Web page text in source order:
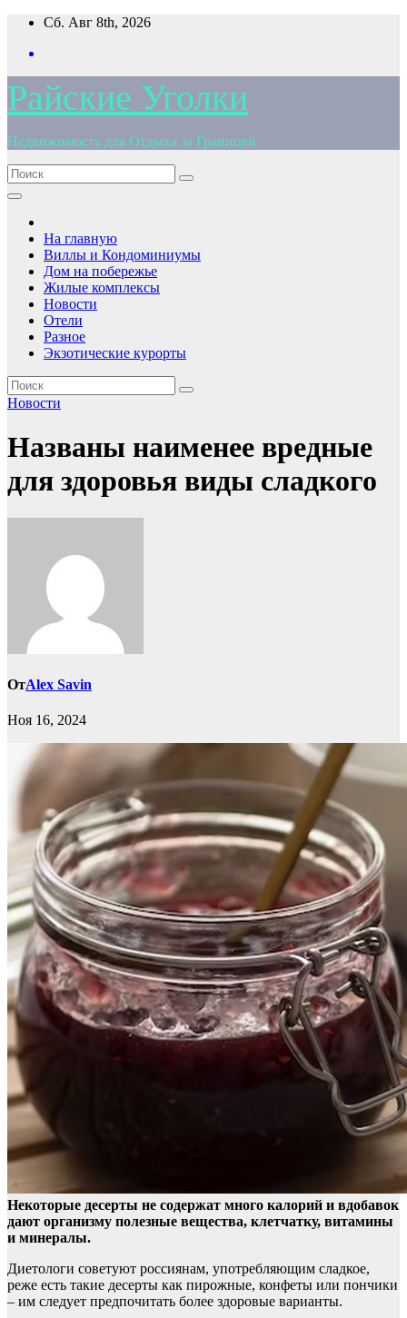
Перейти
содержимому
Сб. Авг 8th, 2026
Райские Уголки
Недвижимость для Отдыха за Границей
На главную
Виллы и Кондоминиумы
Дом на побережье
Жилые комплексы
Новости
Отели
Разное
Экзотические курорты
Новости
Названы наименее вредные
для здоровья виды сладкого
ОтAlex Savin
Ноя 16, 2024
Некоторые десерты не содержат много калорий и вдобавок
дают организму полезные вещества, клетчатку, витамины
и минералы.
Диетологи советуют россиянам, употребляющим сладкое,
реже есть такие десерты как пирожные, конфеты или пончики
– им следует предпочитать более здоровые варианты.